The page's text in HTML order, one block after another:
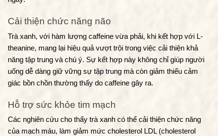
Cải thiện chức năng não
Trà xanh, với hàm lượng caffeine vừa phải, khi kết hợp với L-
theanine, mang lại hiệu quả vượt trội trong việc cải thiện khả
năng tập trung và chú ý. Sự kết hợp này không chỉ giúp người
uống dễ dàng giữ vững sự tập trung mà còn giảm thiểu cảm
giác bồn chồn thường thấy do caffeine gây ra.
Hỗ trợ sức khỏe tim mạch
Các nghiên cứu cho thấy trà xanh có thể cải thiện chức năng
của mạch máu, làm giảm mức cholesterol LDL (cholesterol